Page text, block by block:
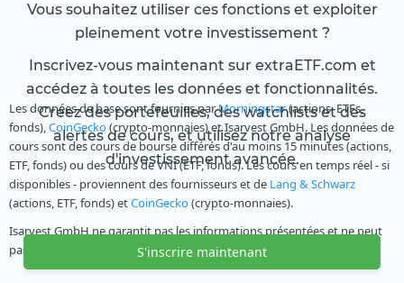
Vous souhaitez utiliser ces fonctions et exploiter
pleinement votre investissement ?
Inscrivez-vous maintenant sur extraETF.com et
accédez à toutes les données et fonctionnalités.
Créez des portefeuilles, des watchlists et des
alertes de cours, et utilisez notre analyse
d'investissement avancée.
S'inscrire maintenant
Les données de base sont fournies parMorningstar(actions, ETFs,
fonds),CoinGecko(crypto-monnaies) et Isarvest GmbH. Les données de
cours sont des cours de bourse différés d'au moins 15 minutes (actions,
ETF, fonds) ou des cours de VNI (ETF, fonds). Les cours en temps réel - si
disponibles - proviennent des fournisseurs et de Lang & Schwarz
(actions, ETF, fonds) etCoinGecko(crypto-monnaies).
Isarvest GmbH ne garantit pas les informations présentées et ne peut
pas assurer que les données sont complètes et exactes.